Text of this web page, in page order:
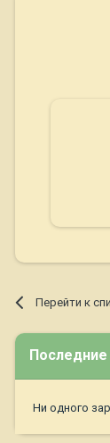
Перейти к
Ни одного